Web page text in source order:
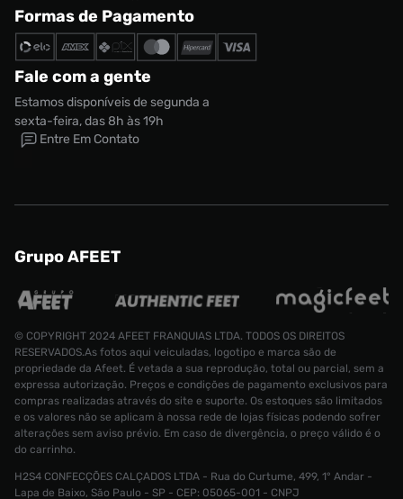
Formas de Pagamento
Fale com a gente
Estamos disponíveis de segunda a
sexta-feira, das 8h às 19h
Entre Em Contato
Grupo AFEET
© COPYRIGHT 2024 AFEET FRANQUIAS LTDA. TODOS OS DIREITOS
RESERVADOS.As fotos aqui veiculadas, logotipo e marca são de
propriedade da Afeet. É vetada a sua reprodução, total ou parcial, sem a
expressa autorização. Preços e condições de pagamento exclusivos para
compras realizadas através do site e suporte. Os estoques são limitados
e os valores não se aplicam à nossa rede de lojas físicas podendo sofrer
alterações sem aviso prévio. Em caso de divergência, o preço válido é o
do carrinho.
H2S4 CONFECÇÕES CALÇADOS LTDA - Rua do Curtume, 499, 1° Andar -
Lapa de Baixo, São Paulo - SP - CEP: 05065-001 - CNPJ